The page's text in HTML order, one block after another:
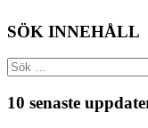
SÖK INNEHÅLL
Sök
efter:
10 senaste